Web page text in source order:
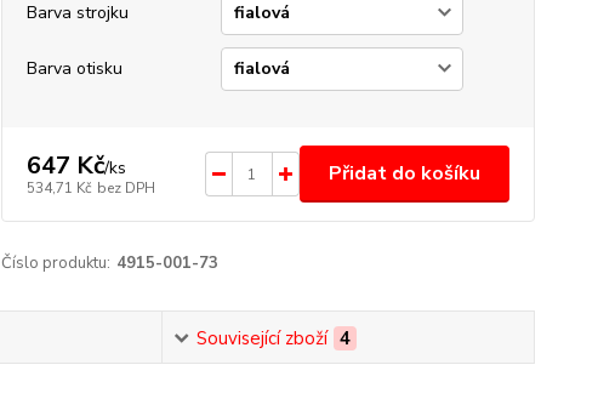
Barva strojku
Barva otisku
647 Kč/ks
534,71 Kč bez DPH
Přidat do košíku
Číslo produktu: 4915-001-73
Související zboží 4